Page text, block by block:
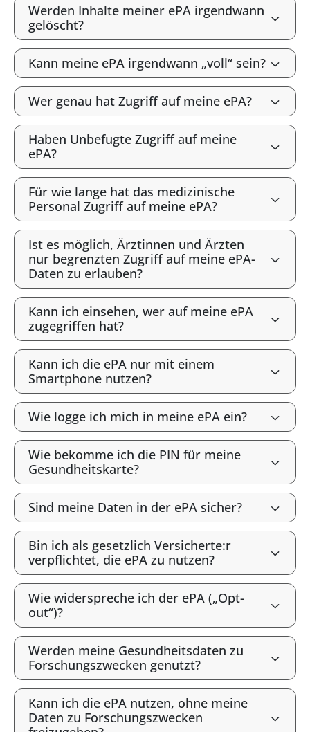
Werden Inhalte meiner ePA irgendwann
gelöscht?
Kann meine ePA irgendwann „voll“ sein?
Wer genau hat Zugriff auf meine ePA?
Haben Unbefugte Zugriff auf meine
ePA?
Für wie lange hat das medizinische
Personal Zugriff auf meine ePA?
Ist es möglich, Ärztinnen und Ärzten
nur begrenzten Zugriff auf meine ePA-
Daten zu erlauben?
Kann ich einsehen, wer auf meine ePA
zugegriffen hat?
Kann ich die ePA nur mit einem
Smartphone nutzen?
Wie logge ich mich in meine ePA ein?
Wie bekomme ich die PIN für meine
Gesundheitskarte?
Sind meine Daten in der ePA sicher?
Bin ich als gesetzlich Versicherte:r
verpflichtet, die ePA zu nutzen?
Wie widerspreche ich der ePA („Opt-
out“)?
Werden meine Gesundheitsdaten zu
Forschungszwecken genutzt?
Kann ich die ePA nutzen, ohne meine
Daten zu Forschungszwecken